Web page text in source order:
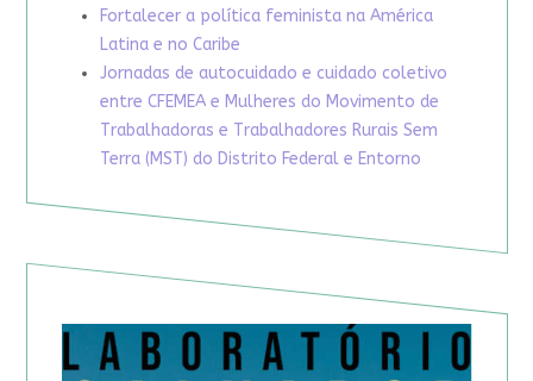
Fortalecer a política feminista na América
Latina e no Caribe
Jornadas de autocuidado e cuidado coletivo
entre CFEMEA e Mulheres do Movimento de
Trabalhadoras e Trabalhadores Rurais Sem
Terra (MST) do Distrito Federal e Entorno